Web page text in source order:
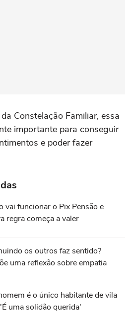
Constelação Familiar, essa
importante para conseguir
e poder fazer
vai funcionar o Pix Pensão e
regra começa a valer
os outros faz sentido?
uma reflexão sobre empatia
é o único habitante de vila
uma solidão querida'